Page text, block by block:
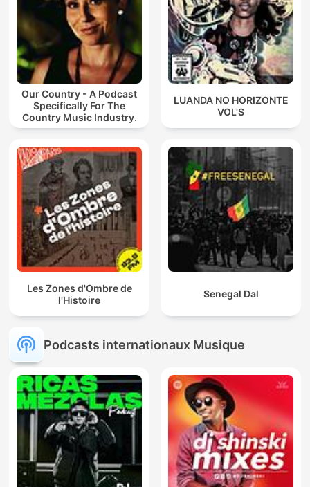
Our Country - A Podcast
Specifically For The
Country Music Industry.
LUANDA NO HORIZONTE
VOL'S
Les Zones d'Ombre de
l'Histoire
Senegal Dal
Podcasts internationaux Musique